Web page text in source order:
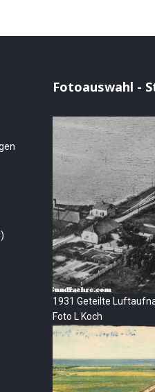
Fotoauswahl -
1931 Geteilte
Foto L Koch